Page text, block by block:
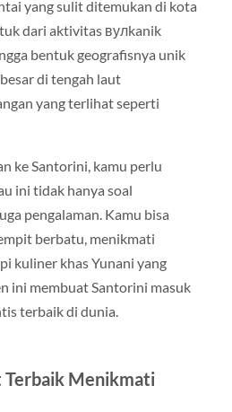
yang sulit ditemukan di kota
dari aktivitas вулkanik
bentuk geografisnya unik
di tengah laut
yang terlihat seperti
ke Santorini, kamu perlu
ini tidak hanya soal
pengalaman. Kamu bisa
berbatu, menikmati
kuliner khas Yunani yang
ini membuat Santorini masuk
terbaik di dunia.
Terbaik Menikmati